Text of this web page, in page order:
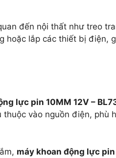
đến nội thất như treo
lắp các thiết bị điện,
lực pin 10MM 12V –
vào nguồn điện, phù
máy khoan động lực pin